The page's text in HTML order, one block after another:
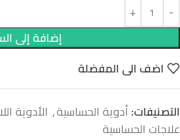
إضافة إلى
اضف الى المفضلة
التصنيفات: أدوية الحساسية, الأدوية
علاجات الحساسية